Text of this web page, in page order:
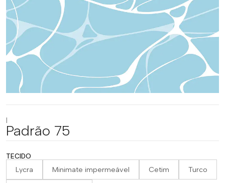
|
Padrão 75
TECIDO
Lycra Minimate impermeável Cetim Turco